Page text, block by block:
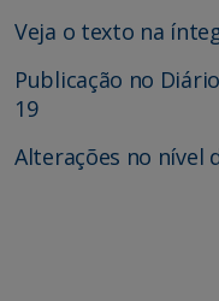
Veja o texto na
Publicação no
19
Alterações no nível